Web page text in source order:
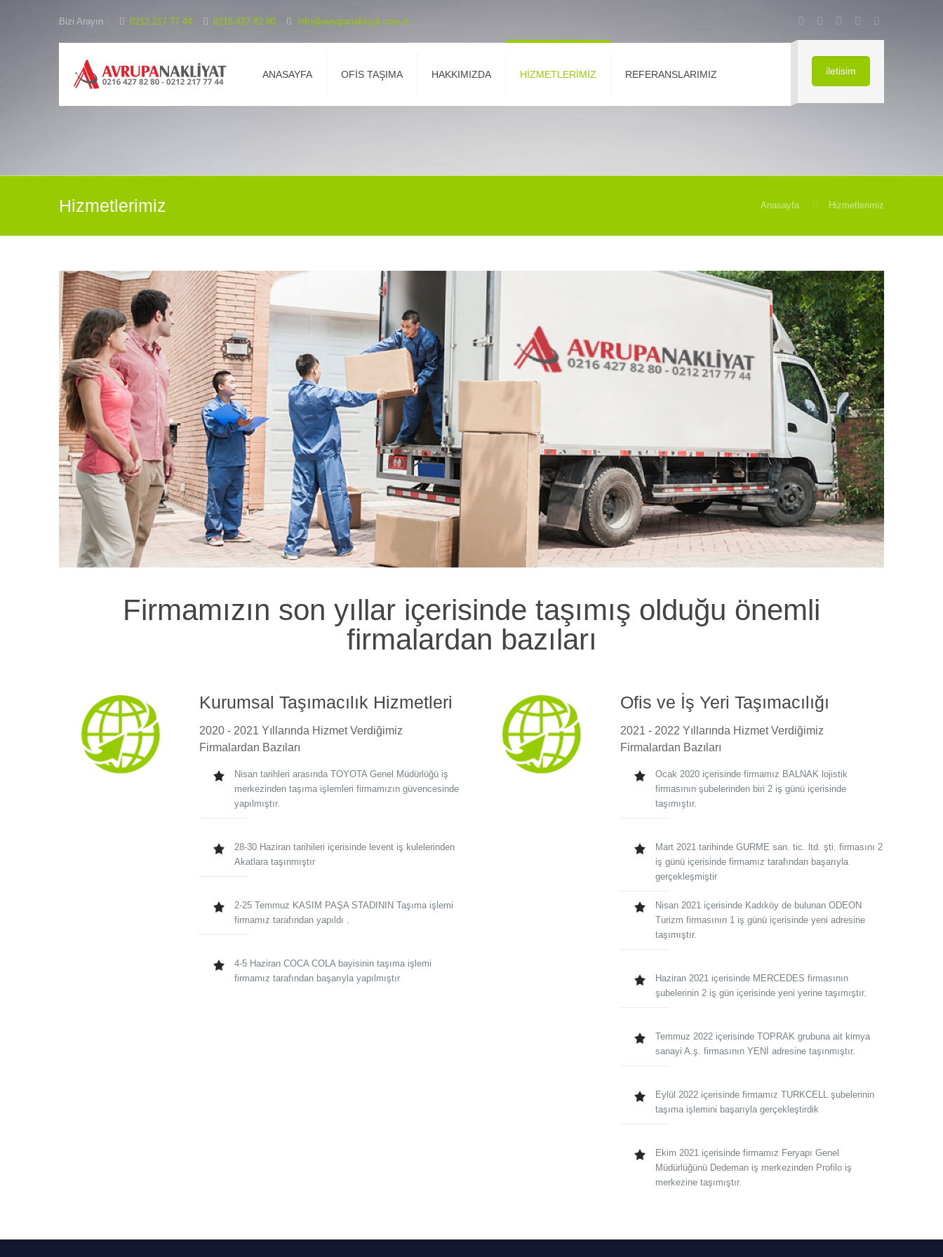
Bizi Arayın : 0212 217 77 44 0216 427 82 80 info@avrupanakliyat.com.tr
ANASAYFA OFİS TAŞIMA HAKKIMIZDA HİZMETLERİMİZ REFERANSLARIMIZ iletisim
Hizmetlerimiz Anasayfa Hizmetlerimiz
Firmamızın son yıllar içerisinde taşımış olduğu önemli
firmalardan bazıları
Kurumsal Taşımacılık Hizmetleri
2020 - 2021 Yıllarında Hizmet Verdiğimiz
Firmalardan Bazıları
Nisan tarihleri arasında TOYOTA Genel Müdürlüğü iş
merkezinden taşıma işlemleri firmamızın güvencesinde
yapılmıştır.
28-30 Haziran tarihileri içerisinde levent iş kulelerinden
Akatlara taşınmıştır
2-25 Temmuz KASIM PAŞA STADININ Taşıma işlemi
firmamız tarafından yapıldı .
4-5 Haziran COCA COLA bayisinin taşıma işlemi
firmamız tarafından başarıyla yapılmıştır
Ofis ve İş Yeri Taşımacılığı
2021 - 2022 Yıllarında Hizmet Verdiğimiz
Firmalardan Bazıları
Ocak 2020 içerisinde firmamız BALNAK lojistik
firmasının şubelerinden biri 2 iş günü içerisinde
taşımıştır.
Mart 2021 tarihinde GURME san. tic. ltd. şti. firmasını 2
iş günü içerisinde firmamız tarafından başarıyla
gerçekleşmiştir
Nisan 2021 içerisinde Kadıköy de bulunan ODEON
Turizm firmasının 1 iş günü içerisinde yeni adresine
taşımıştır.
Haziran 2021 içerisinde MERCEDES firmasının
şubelerinin 2 iş gün içerisinde yeni yerine taşımıştır.
Temmuz 2022 içerisinde TOPRAK grubuna ait kimya
sanayi A.ş. firmasının YENİ adresine taşınmıştır.
Eylül 2022 içerisinde firmamız TURKCELL şubelerinin
taşıma işlemini başarıyla gerçekleştirdik
Ekim 2021 içerisinde firmamız Feryapı Genel
Müdürlüğünü Dedeman iş merkezinden Profilo iş
merkezine taşımıştır.